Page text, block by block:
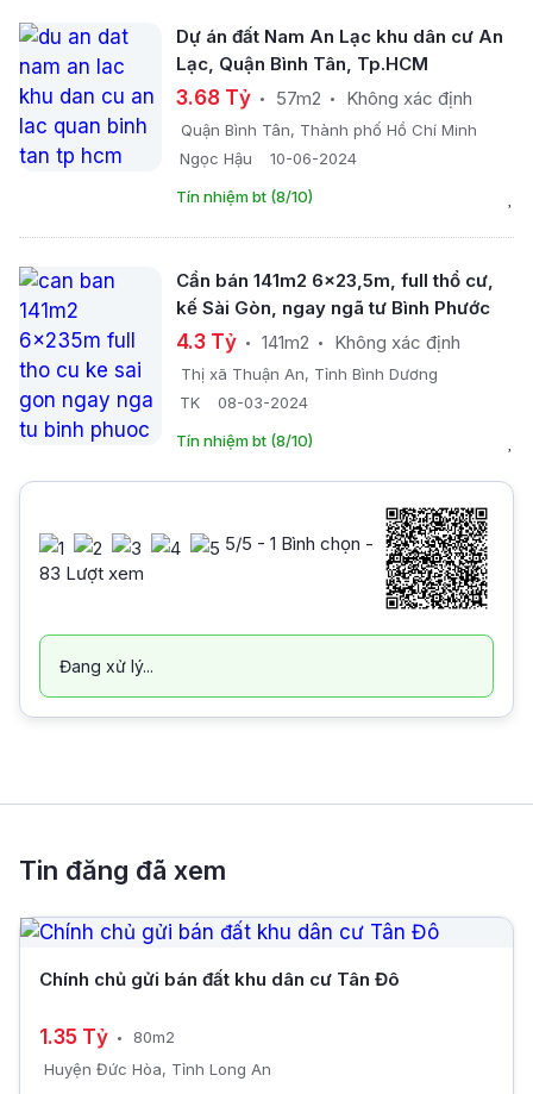
Dự án đất Nam An Lạc khu dân cư An
Lạc, Quận Bình Tân, Tp.HCM
3.68 Tỷ 57m2 Không xác định
Quận Bình Tân, Thành phố Hồ Chí Minh
Ngọc Hậu
10-06-2024
Tín nhiệm bt (8/10)
Cần bán 141m2 6x23,5m, full thổ cư,
kế Sài Gòn, ngay ngã tư Bình Phước
4.3 Tỷ 141m2 Không xác định
Thị xã Thuận An, Tỉnh Bình Dương
TK
08-03-2024
Tín nhiệm bt (8/10)
5/5 - 1 Bình chọn -
83 Lượt xem
Đang xử lý...
Tin đăng đã xem
Chính chủ gửi bán đất khu dân cư Tân Đô
1.35 Tỷ
80m2
Huyện Đức Hòa, Tỉnh Long An